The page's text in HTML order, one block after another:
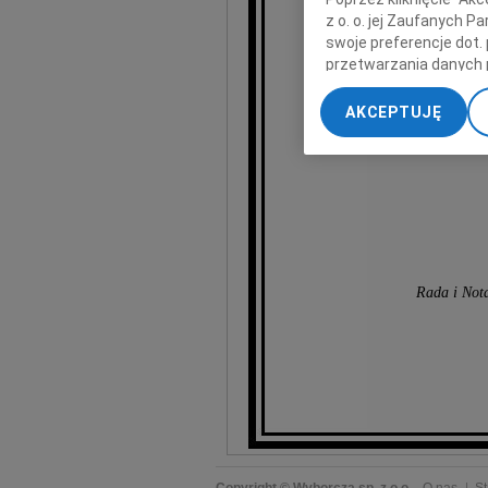
Rada i
z o. o. jej Zaufanych
swoje preferencje dot.
przetwarzania danych
„Ustawienia
My, nasi Zaufani
dokładnych danych
Przechowywanie
AKCEPTUJĘ